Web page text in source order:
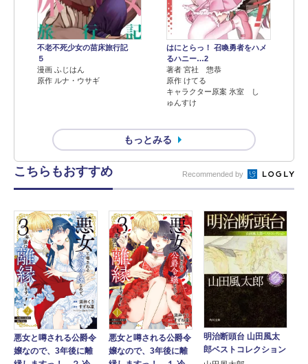
不老不死少女の苗床旅行記
５
漫画 ふじはん
原作 ルナ・ウサギ
はにとらっ！ 召喚勇者をハメ
るハニー…2
著者 宮社 惣恭
原作 けてる
キャラクター原案 氷室 し
ゅんすけ
もっとみる
こちらもおすすめ Recommended by
悪女と噂される公爵令
嬢なので、3年後に離
悪女と噂される公爵令
嬢なので、3年後に離
明治断頭台 山田風太
郎ベストコレクション